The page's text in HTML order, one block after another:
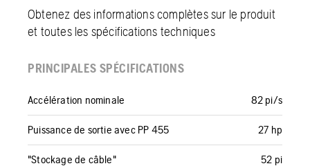
Obtenez des informations complètes sur le produit
et toutes les spécifications techniques
PRINCIPALES SPÉCIFICATIONS
Accélération nominale 82 pi/s
Puissance de sortie avec PP 455 27 hp
"Stockage de câble" 52 pi